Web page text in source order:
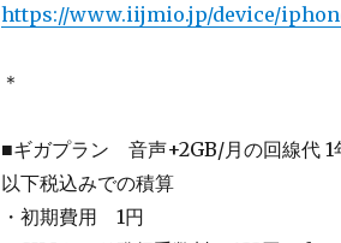
https://www.iijmio.jp/device/
＊
■ギガプラン 音声+2GB/月の回線代
以下税込みでの積算
・初期費用 1円